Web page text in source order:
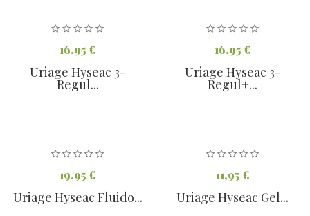
16,95 €
Uriage Hyseac 3-
Regul...
16,95 €
Uriage Hyseac 3-
Regul+...
19,95 €
Uriage Hyseac Fluido...
11,95 €
Uriage Hyseac Gel...